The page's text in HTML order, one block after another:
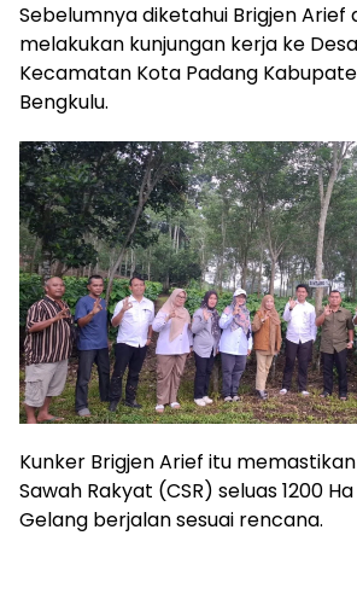
Sebelumnya diketahui Brigjen
melakukan kunjungan kerja ke
Kecamatan Kota Padang
Bengkulu.
Kunker Brigjen Arief itu
Sawah Rakyat (CSR) seluas 1200
Gelang berjalan sesuai rencana.